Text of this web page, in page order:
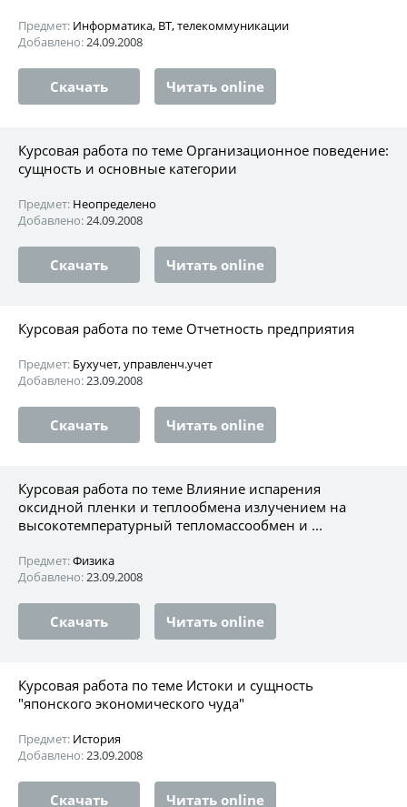
Предмет: Информатика, ВТ, телекоммуникации
Добавлено:24.09.2008
Скачать Читать online
Курсовая работа по теме Организационное поведение:
сущность и основные категории
Предмет: Неопределено
Добавлено:24.09.2008
Скачать Читать online
Курсовая работа по теме Отчетность предприятия
Предмет: Бухучет, управленч.учет
Добавлено:23.09.2008
Скачать Читать online
Курсовая работа по теме Влияние испарения
оксидной пленки и теплообмена излучением на
высокотемпературный тепломассообмен и ...
Предмет:Физика
Добавлено:23.09.2008
Скачать Читать online
Курсовая работа по теме Истоки и сущность
"японского экономического чуда"
Предмет: История
Добавлено:23.09.2008
Скачать Читать online